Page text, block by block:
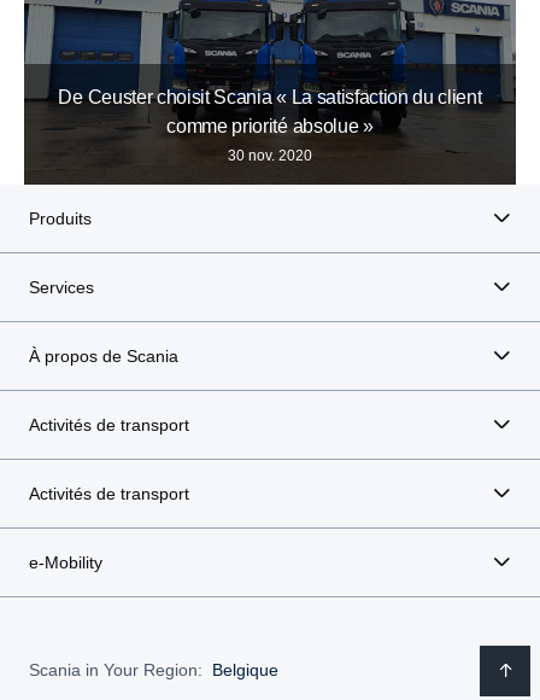
De Ceuster choisit Scania « La satisfaction du client
comme priorité absolue »
30 nov. 2020
Produits
Services
À propos de Scania
Activités de transport
Activités de transport
e-Mobility
Scania in Your Region: Belgique